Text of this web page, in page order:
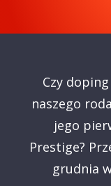
Czy
naszego
jego
Prestige?
grudnia